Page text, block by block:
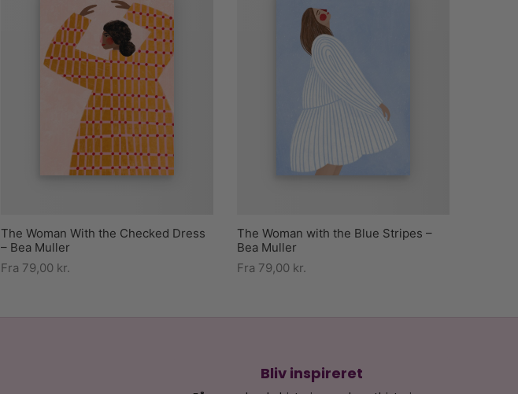
The Woman With the Checked Dress
– Bea Muller
Fra 79,00 kr.
The Woman with the Blue Stripes –
Bea Muller
Fra 79,00 kr.
Bliv inspireret